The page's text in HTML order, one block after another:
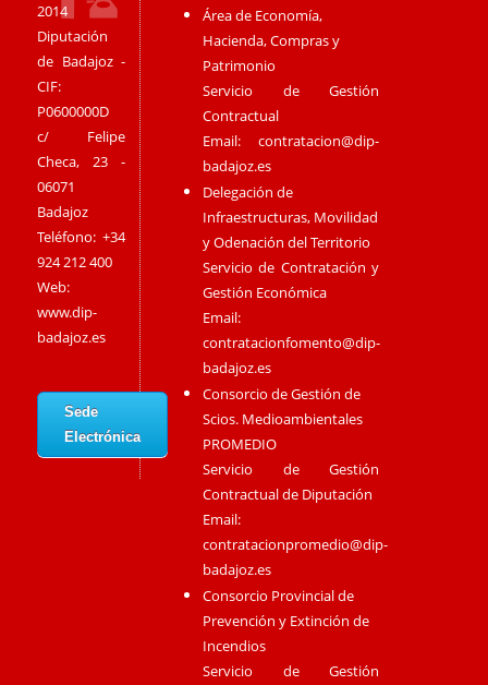
2014
Diputación
de Badajoz -
CIF:
P0600000D
c/ Felipe
Checa, 23 -
06071
Badajoz
Teléfono: +34
924 212 400
Web:
www.dip-
badajoz.es
Sede
Electrónica
Área de Economía,
Hacienda, Compras y
Patrimonio
Servicio de Gestión
Contractual
Email:contratacion@dip-
badajoz.es
Delegación de
Infraestructuras, Movilidad
y Odenación del Territorio
Servicio de Contratación y
Gestión Económica
Email:
contratacionfomento@dip-
badajoz.es
Consorcio de Gestión de
Scios. Medioambientales
PROMEDIO
Servicio de Gestión
Contractual de Diputación
Email:
contratacionpromedio@dip-
badajoz.es
Consorcio Provincial de
Prevención y Extinción de
Incendios
Servicio de Gestión